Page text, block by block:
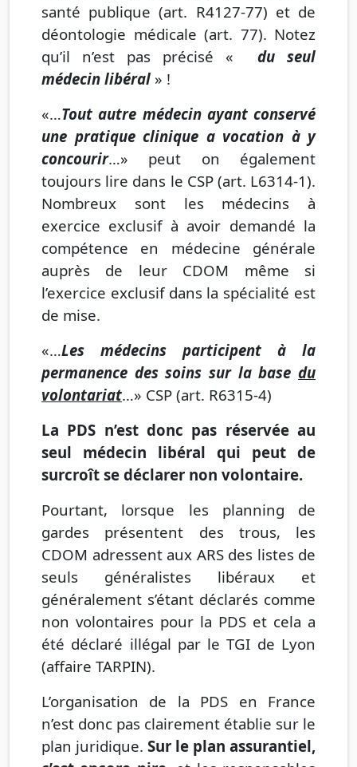
santé publique (art. R4127-77) et de
déontologie médicale (art. 77). Notez
qu’il n’est pas précisé « du seul
médecin libéral » !
«…Tout autre médecin ayant conservé
une pratique clinique a vocation à y
concourir…» peut on également
toujours lire dans le CSP (art. L6314-1).
Nombreux sont les médecins à
exercice exclusif à avoir demandé la
compétence en médecine générale
auprès de leur CDOM même si
l’exercice exclusif dans la spécialité est
de mise.
«…Les médecins participent à la
permanence des soins sur la base du
volontariat…» CSP (art. R6315-4)
La PDS n’est donc pas réservée au
seul médecin libéral qui peut de
surcroît se déclarer non volontaire.
Pourtant, lorsque les planning de
gardes présentent des trous, les
CDOM adressent aux ARS des listes de
seuls généralistes libéraux et
généralement s’étant déclarés comme
non volontaires pour la PDS et cela a
été déclaré illégal par le TGI de Lyon
(affaire TARPIN).
L’organisation de la PDS en France
n’est donc pas clairement établie sur le
plan juridique. Sur le plan assurantiel,